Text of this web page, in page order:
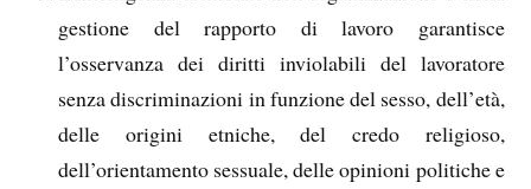
gestione del rapporto di lavoro garantisce
l’osservanza dei diritti inviolabili del lavoratore
senza discriminazioni in funzione del sesso, dell’età,
delle origini etniche, del credo religioso,
dell’orientamento sessuale, delle opinioni politiche e